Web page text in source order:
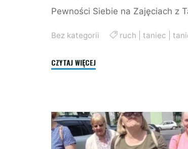
Pewności Siebie na Zajęciach z
Bez kategorii ruch taniec
CZYTAJ WIĘCEJ"TANIEC